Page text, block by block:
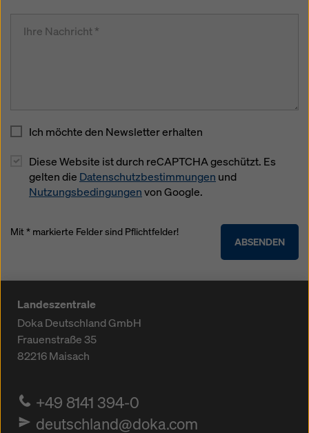
Ich möchte den Newsletter erhalten
Diese Website ist durch reCAPTCHA geschützt. Es
gelten die Datenschutzbestimmungen und
Nutzungsbedingungenvon Google.
ABSENDEN
Mit * markierte Felder sind Pflichtfelder!
Landeszentrale
Doka Deutschland GmbH
Frauenstraße 35
82216Maisach
+49 8141 394-0
deutschland@doka.com